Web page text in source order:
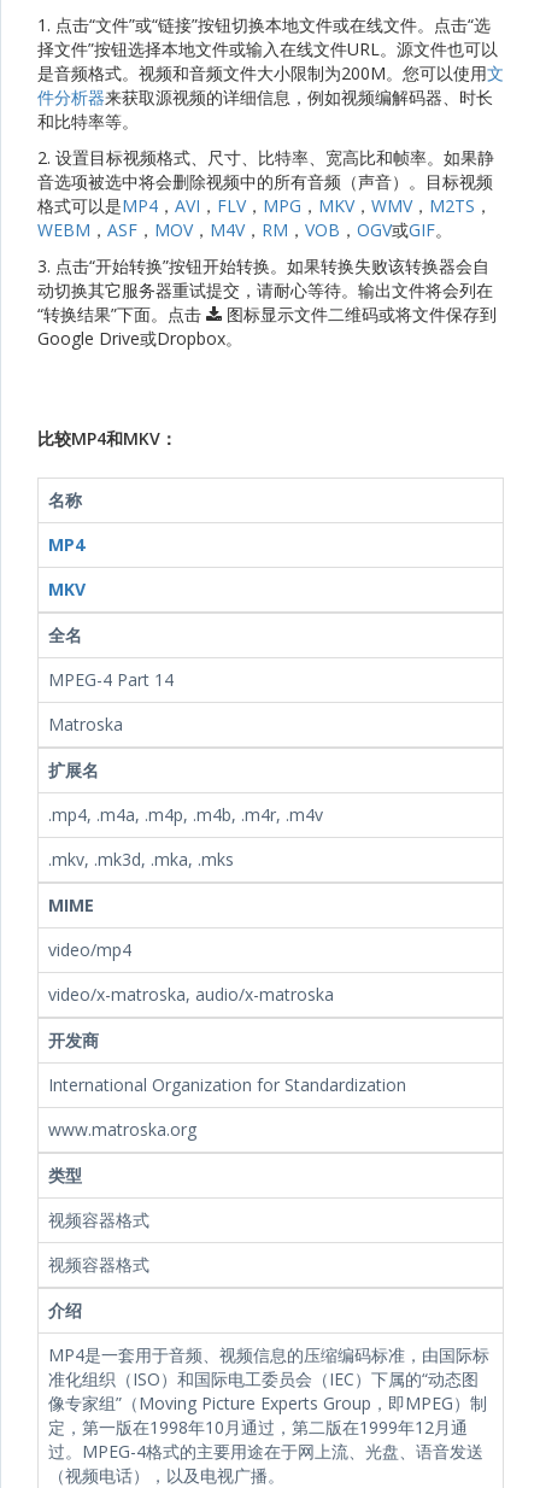
1. 点击“文件”或“链接”按钮切换本地文件或在线文件。点击“选
择文件”按钮选择本地文件或输入在线文件URL。源文件也可以
是音频格式。视频和音频文件大小限制为200M。您可以使用文
件分析器来获取源视频的详细信息，例如视频编解码器、时长
和比特率等。
2. 设置目标视频格式、尺寸、比特率、宽高比和帧率。如果静
音选项被选中将会删除视频中的所有音频（声音）。目标视频
格式可以是MP4 ， AVI ， FLV， MPG ， MKV， WMV， M2TS ，
WEBM ， ASF ， MOV， M4V， RM ， VOB ， OGV或GIF。
3. 点击“开始转换”按钮开始转换。如果转换失败该转换器会自
动切换其它服务器重试提交，请耐心等待。输出文件将会列在
“转换结果”下面。点击
图标显示文件二维码或将文件保存到
Google Drive或Dropbox。
比较MP4和MKV：
名称
MP4
MKV
全名
MPEG-4 Part 14
Matroska
扩展名
.mp4, .m4a, .m4p, .m4b, .m4r, .m4v
.mkv, .mk3d, .mka, .mks
MIME
video/mp4
video/x-matroska, audio/x-matroska
开发商
International Organization for Standardization
www.matroska.org
类型
视频容器格式
视频容器格式
介绍
MP4是一套用于音频、视频信息的压缩编码标准，由国际标
准化组织（ISO）和国际电工委员会（IEC）下属的“动态图
像专家组”（Moving Picture Experts Group，即MPEG）制
定，第一版在1998年10月通过，第二版在1999年12月通
过。MPEG-4格式的主要用途在于网上流、光盘、语音发送
（视频电话），以及电视广播。